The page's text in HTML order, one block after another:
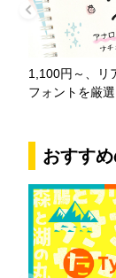
1,100円～、リ
フォントを厳
おすす